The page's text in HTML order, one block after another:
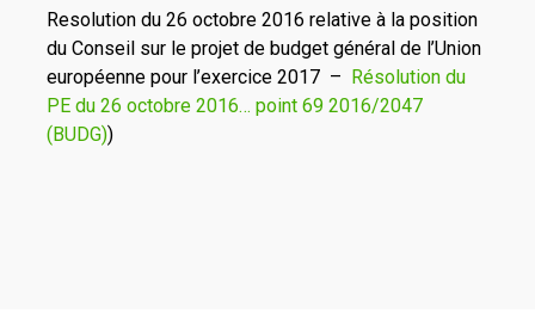
Resolution du 26 octobre 2016 relative à la position
du Conseil sur le projet de budget général de l’Union
européenne pour l’exercice 2017 – Résolution du
PE du 26 octobre 2016… point 69 2016/2047
(BUDG))